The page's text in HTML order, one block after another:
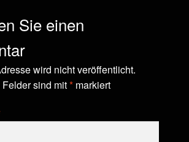
Sie einen
wird nicht veröffentlicht.
sind mit*markiert